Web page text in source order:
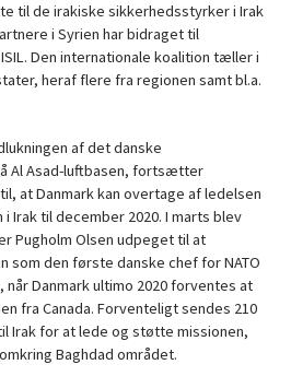
til de irakiske sikkerhedsstyrker i Irak
i Syrien har bidraget til
Den internationale koalition tæller i
heraf flere fra regionen samt bl.a.
af det danske
Al Asad-luftbasen, fortsætter
at Danmark kan overtage af ledelsen
i Irak til december 2020. I marts blev
Pugholm Olsen udpeget til at
som den første danske chef for NATO
når Danmark ultimo 2020 forventes at
fra Canada. Forventeligt sendes 210
Irak for at lede og støtte missionen,
Baghdad området.